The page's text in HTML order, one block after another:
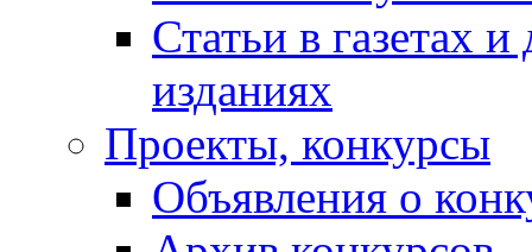
Статьи в газетах
изданиях
Проекты, конкурсы
Объявления о